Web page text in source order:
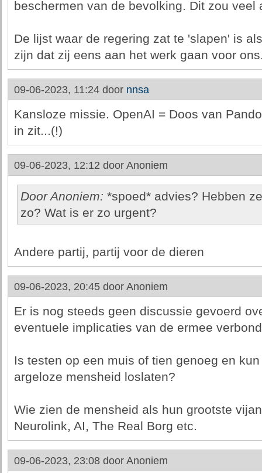
beschermen van de bevolking. Dit zou veel
De lijst waar de regering zat te 'slapen' is
zijn dat zij eens aan het werk gaan voor
09-06-2023, 11:24 door nnsa
Kansloze missie. OpenAI = Doos van
in zit...(!)
09-06-2023, 12:12 door Anoniem
Door Anoniem: *spoed* advies? Hebben
zo? Wat is er zo urgent?
Andere partij, partij voor de dieren
09-06-2023, 20:45 door Anoniem
Er is nog steeds geen discussie gevoerd
eventuele implicaties van de ermee
Is testen op een muis of tien genoeg en
argeloze mensheid loslaten?
Wie zien de mensheid als hun grootste
Neurolink, AI, The Real Borg etc.
09-06-2023, 23:08 door Anoniem